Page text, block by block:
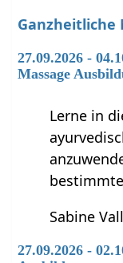
Ganzheitliche
27.09.2026 -
Massage
Lerne in
Sabine
27.09.2026 -